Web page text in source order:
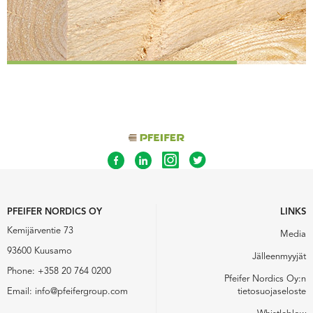
PFEIFER NORDICS OY
Kemijärventie 73
93600 Kuusamo
Phone: +358 20 764 0200
Email: info@pfeifergroup.com
LINKS
Media
Jälleenmyyjät
Pfeifer Nordics Oy:n
tietosuojaseloste